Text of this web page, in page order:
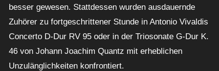
besser gewesen. Stattdessen wurden ausdauernde
Zuhörer zu fortgeschrittener Stunde in Antonio Vivaldis
Concerto D-Dur RV 95 oder in der Triosonate G-Dur K.
46 von Johann Joachim Quantz mit erheblichen
Unzulänglichkeiten konfrontiert.